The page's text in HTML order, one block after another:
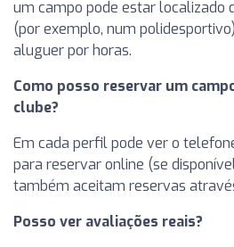
um campo pode estar localizado
(por exemplo, num
aluguer por horas.
Como posso reservar um
clube?
Em cada perfil pode ver o
para reservar online (se
também aceitam reservas
Posso ver avaliações reais?